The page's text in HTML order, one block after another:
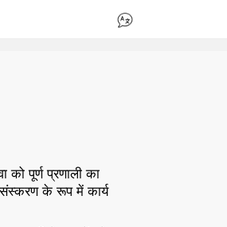
पूर्ण प्रणाली का
के रूप में कार्य